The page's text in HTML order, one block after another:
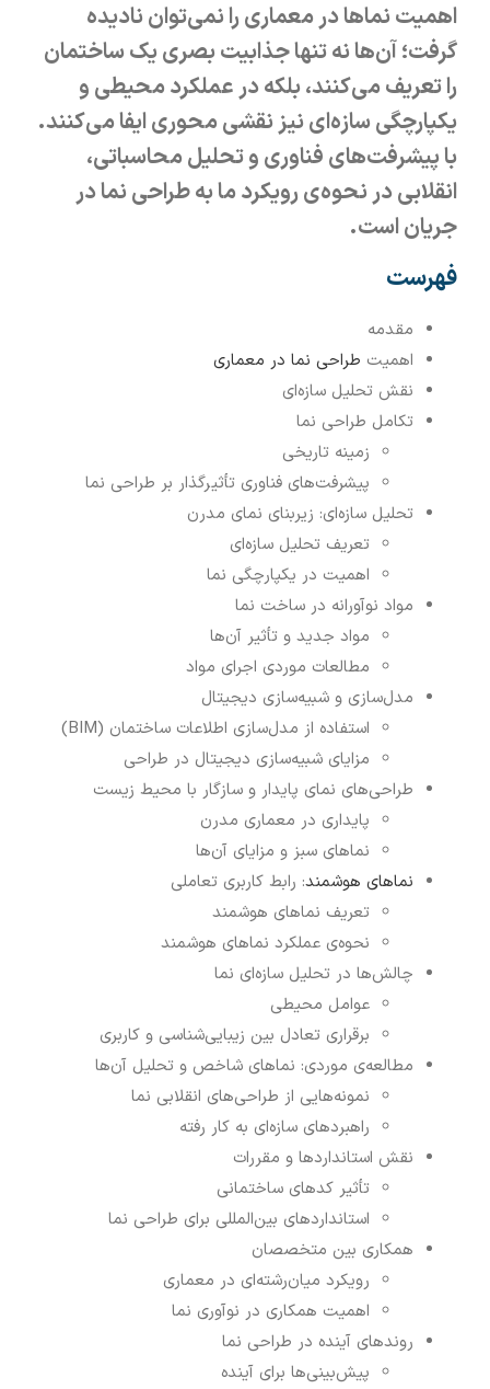
اهمیت نماها در معماری را نمی‌توان نادیده
گرفت؛ آن‌ها نه تنها جذابیت بصری یک ساختمان
را تعریف می‌کنند، بلکه در عملکرد محیطی و
یکپارچگی سازه‌ای نیز نقشی محوری ایفا می‌کنند.
با پیشرفت‌های فناوری و تحلیل محاسباتی،
انقلابی در نحوه‌ی رویکرد ما به طراحی نما در
جریان است.
فهرست
مقدمه
اهمیت طراحی نما در معماری
نقش تحلیل سازه‌ای
تکامل طراحی نما
زمینه تاریخی
پیشرفت‌های فناوری تأثیرگذار بر طراحی نما
تحلیل سازه‌ای: زیربنای نمای مدرن
تعریف تحلیل سازه‌ای
اهمیت در یکپارچگی نما
مواد نوآورانه در ساخت نما
مواد جدید و تأثیر آن‌ها
مطالعات موردی اجرای مواد
مدل‌سازی و شبیه‌سازی دیجیتال
استفاده از مدل‌سازی اطلاعات ساختمان (BIM)
مزایای شبیه‌سازی دیجیتال در طراحی
طراحی‌های نمای پایدار و سازگار با محیط زیست
پایداری در معماری مدرن
نماهای سبز و مزایای آن‌ها
نماهای هوشمند: رابط کاربری تعاملی
تعریف نماهای هوشمند
نحوه‌ی عملکرد نماهای هوشمند
چالش‌ها در تحلیل سازه‌ای نما
عوامل محیطی
برقراری تعادل بین زیبایی‌شناسی و کاربری
مطالعه‌ی موردی: نماهای شاخص و تحلیل آن‌ها
نمونه‌هایی از طراحی‌های انقلابی نما
راهبردهای سازه‌ای به کار رفته
نقش استانداردها و مقررات
تأثیر کدهای ساختمانی
استانداردهای بین‌المللی برای طراحی نما
همکاری بین متخصصان
رویکرد میان‌رشته‌ای در معماری
اهمیت همکاری در نوآوری نما
روندهای آینده در طراحی نما
پیش‌بینی‌ها برای آینده